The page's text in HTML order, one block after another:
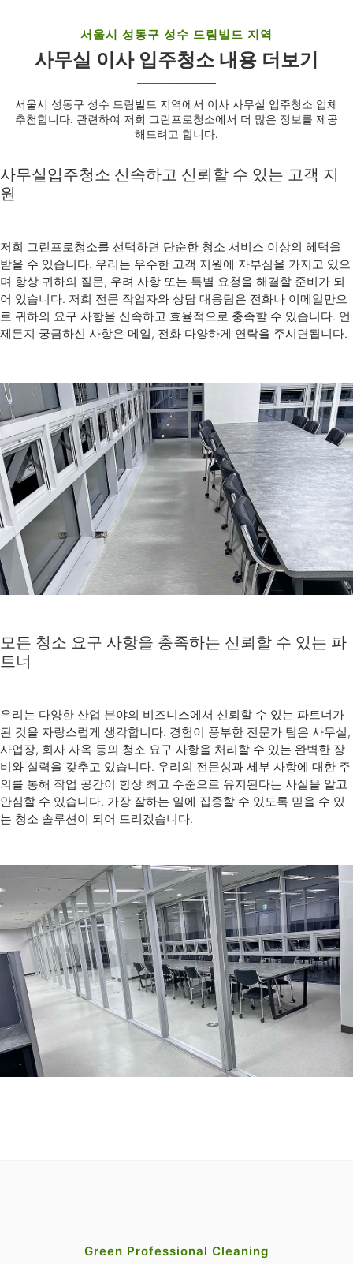
서울시 성동구 성수 드림빌드 지역
사무실 이사 입주청소 내용 더보기
서울시 성동구 성수 드림빌드 지역에서 이사 사무실 입주청소 업체
추천합니다. 관련하여 저희 그린프로청소에서 더 많은 정보를 제공
해드려고 합니다.
사무실입주청소 신속하고 신뢰할 수 있는 고객 지
원
저희 그린프로청소를 선택하면 단순한 청소 서비스 이상의 혜택을
받을 수 있습니다. 우리는 우수한 고객 지원에 자부심을 가지고 있으
며 항상 귀하의 질문, 우려 사항 또는 특별 요청을 해결할 준비가 되
어 있습니다. 저희 전문 작업자와 상담 대응팀은 전화나 이메일만으
로 귀하의 요구 사항을 신속하고 효율적으로 충족할 수 있습니다. 언
제든지 궁금하신 사항은 메일, 전화 다양하게 연락을 주시면됩니다.
모든 청소 요구 사항을 충족하는 신뢰할 수 있는 파
트너
우리는 다양한 산업 분야의 비즈니스에서 신뢰할 수 있는 파트너가
된 것을 자랑스럽게 생각합니다. 경험이 풍부한 전문가 팀은 사무실,
사업장, 회사 사옥 등의 청소 요구 사항을 처리할 수 있는 완벽한 장
비와 실력을 갖추고 있습니다. 우리의 전문성과 세부 사항에 대한 주
의를 통해 작업 공간이 항상 최고 수준으로 유지된다는 사실을 알고
안심할 수 있습니다. 가장 잘하는 일에 집중할 수 있도록 믿을 수 있
는 청소 솔루션이 되어 드리겠습니다.
Green Professional Cleaning